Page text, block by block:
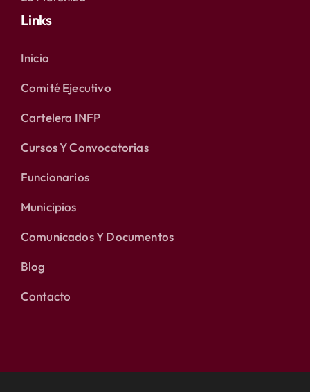
Links
Inicio
Comité Ejecutivo
Cartelera INFP
Cursos Y Convocatorias
Funcionarios
Municipios
Comunicados Y Documentos
Blog
Contacto